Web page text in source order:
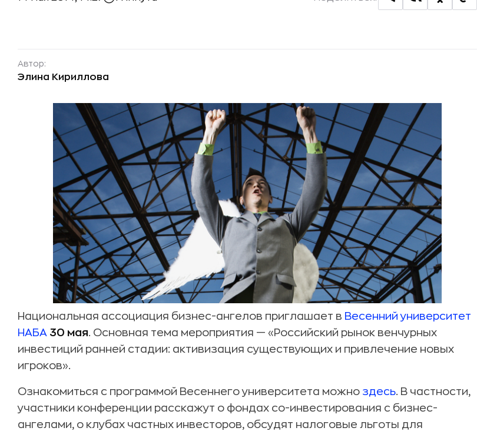
Автор:
Элина Кириллова
Национальная ассоциация бизнес-ангелов приглашает в Весенний университет
НАБА 30 мая. Основная тема мероприятия — «Российский рынок венчурных
инвестиций ранней стадии: активизация существующих и привлечение новых
игроков».
Ознакомиться с программой Весеннего университета можно здесь. В частности,
участники конференции расскажут о фондах со-инвестирования с бизнес-
ангелами, о клубах частных инвесторов, обсудят налоговые льготы для